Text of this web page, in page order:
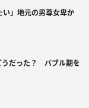
い」地元の男尊女卑か
うだった？ バブル期を